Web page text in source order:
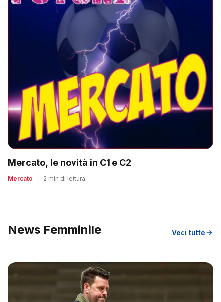
Mercato, le novità in C1 e C2
Mercato 2 min di lettura
News Femminile Vedi tutte